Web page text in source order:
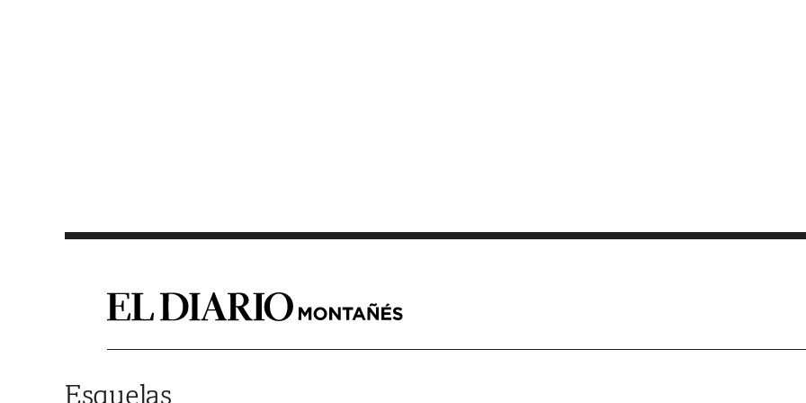
Esquelas